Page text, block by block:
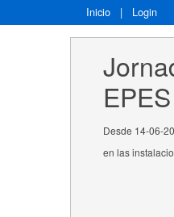
Inicio | Login
Desde 14-06-
en las